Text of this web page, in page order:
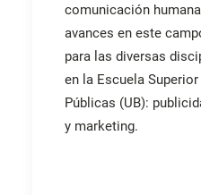
comunicación
avances en este
para las diversas
en la Escuela
Públicas (UB):
y marketing.